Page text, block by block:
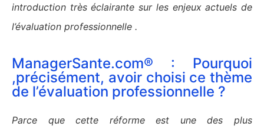
introduction très éclairante sur les enjeux actuels de
l’évaluation professionnelle .
ManagerSante.com® : Pourquoi
,précisément, avoir choisi ce thème
de l’évaluation professionnelle ?
Parce que cette réforme est une des plus